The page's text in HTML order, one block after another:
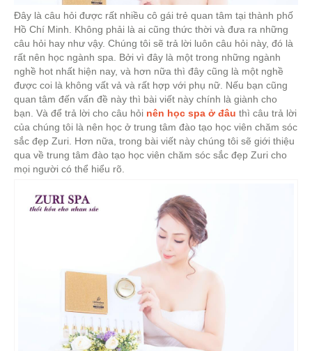
Đây là câu hỏi được rất nhiều cô gái trẻ quan tâm tại thành phố
Hồ Chí Minh. Không phải là ai cũng thức thời và đưa ra những
câu hỏi hay như vậy. Chúng tôi sẽ trả lời luôn câu hỏi này, đó là
rất nên học ngành spa. Bởi vì đây là một trong những ngành
nghề hot nhất hiện nay, và hơn nữa thì đây cũng là một nghề
được coi là không vất vả và rất hợp với phụ nữ. Nếu bạn cũng
quan tâm đến vấn đề này thì bài viết này chính là giành cho
bạn. Và để trả lời cho câu hỏi nên học spa ở đâu thì câu trả lời
của chúng tôi là nên học ở trung tâm đào tạo học viên chăm sóc
sắc đẹp Zuri. Hơn nữa, trong bài viết này chúng tôi sẽ giới thiệu
qua về trung tâm đào tạo học viên chăm sóc sắc đẹp Zuri cho
mọi người có thể hiểu rõ.